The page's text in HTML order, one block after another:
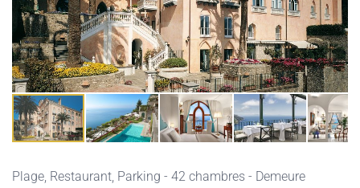
Plage, Restaurant, Parking - 42 chambres - Demeure